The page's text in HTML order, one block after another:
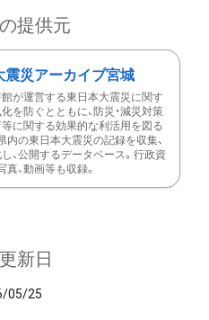
提供元
震災アーカイブ宮城
が運営する東日本大震災に関す
を防ぐとともに、防災・減災対策
に関する効果的な利活用を図る
内の東日本大震災の記録を収集、
、公開するデータベース。行政資
真、動画等も収録。
新日
05/25